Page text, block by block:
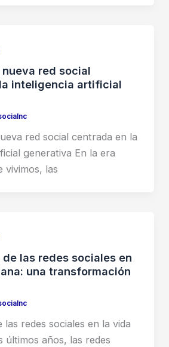
red social
inteligencia artificial
red social centrada en la
generativa En la era
vivimos, las
las redes sociales en
una transformación
las redes sociales en la vida
últimos años, las redes